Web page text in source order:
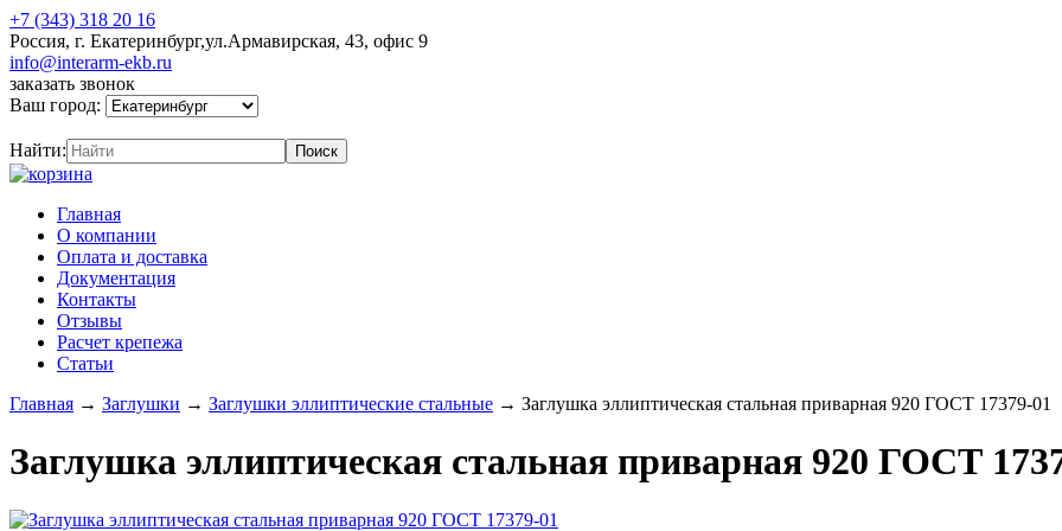
+7 (343) 318 20 16
Россия, г. Екатеринбург,ул.Армавирская, 43, офис 9
info@interarm-ekb.ru
заказать звонок
Ваш город:
Найти:
Главная
О компании
Оплата и доставка
Документация
Контакты
Отзывы
Расчет крепежа
Статьи
Главная → Заглушки → Заглушки эллиптические стальные → Заглушка эллиптическая стальная приварная 920 ГОСТ 17379-01
Заглушка эллиптическая стальная приварная 920 ГОСТ